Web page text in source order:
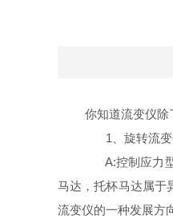
你知道流变仪除
1、旋转流变
A:控制应力型:
马达，托杯马达属于
流变仪的一种发展方